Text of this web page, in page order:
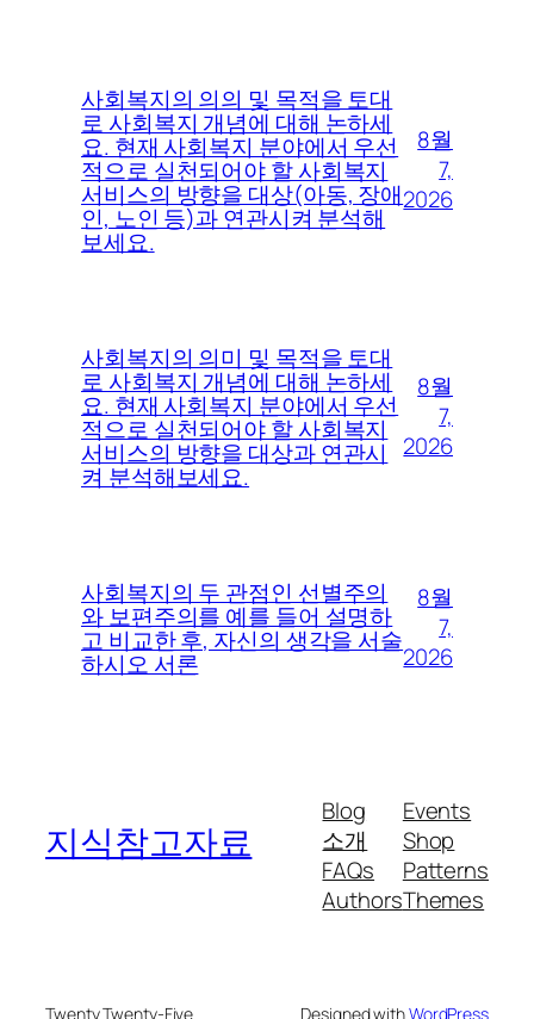
사회복지의 의의 및 목적을 토대
로 사회복지 개념에 대해 논하세
요. 현재 사회복지 분야에서 우선
적으로 실천되어야 할 사회복지
서비스의 방향을 대상(아동, 장애
인, 노인 등)과 연관시켜 분석해
보세요.
8월
7,
2026
사회복지의 의미 및 목적을 토대
로 사회복지 개념에 대해 논하세
요. 현재 사회복지 분야에서 우선
적으로 실천되어야 할 사회복지
서비스의 방향을 대상과 연관시
켜 분석해보세요.
8월
7,
2026
사회복지의 두 관점인 선별주의
와 보편주의를 예를 들어 설명하
고 비교한 후, 자신의 생각을 서술
하시오 서론
8월
7,
2026
지식참고자료
Blog
소개
FAQs
Authors
Events
Shop
Patterns
Themes
Twenty Twenty-Five Designed withWordPress